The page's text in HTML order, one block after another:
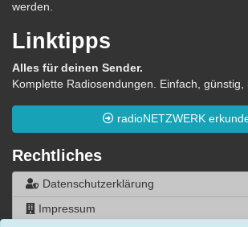
werden.
Linktipps
Alles für deinen Sender.
Komplette Radiosendungen. Einfach, günstig,
radioNETZWERK
Rechtliches
Datenschutzerklärung
Impressum